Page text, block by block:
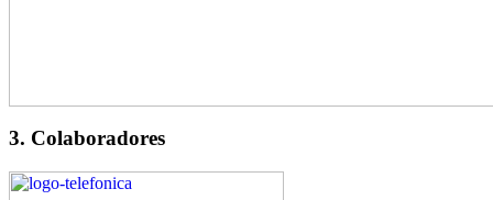
3. Colaboradores